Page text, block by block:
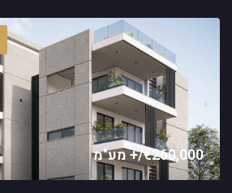
€260,000/+ מע"מ